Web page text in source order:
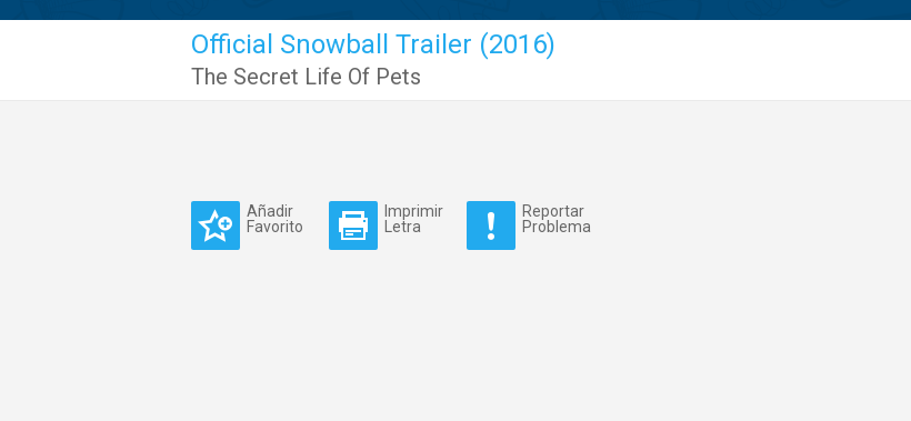
Official Snowball Trailer (2016)
The Secret Life Of Pets
Añadir
Favorito
Imprimir
Letra
Reportar
Problema